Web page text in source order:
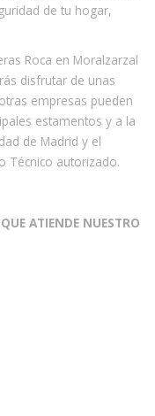
de tu hogar,
Roca en Moralzarzal
disfrutar de unas
empresas pueden
estamentos y a la
de Madrid y el
Técnico autorizado.
ATIENDE NUESTRO